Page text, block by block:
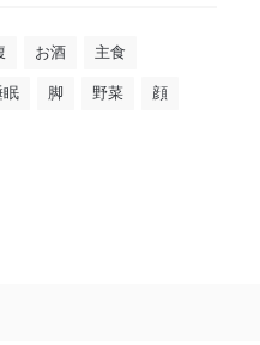
お酒 主食
眠 脚 野菜 顔